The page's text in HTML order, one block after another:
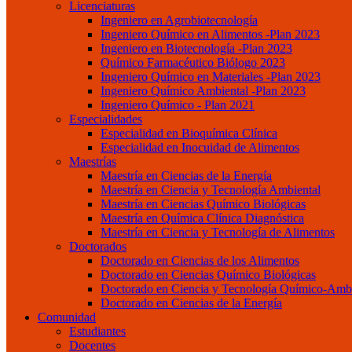
Licenciaturas
Ingeniero en Agrobiotecnología
Ingeniero Químico en Alimentos -Plan 2023
Ingeniero en Biotecnología -Plan 2023
Químico Farmacéutico Biólogo 2023
Ingeniero Químico en Materiales -Plan 2023
Ingeniero Químico Ambiental -Plan 2023
Ingeniero Químico - Plan 2021
Especialidades
Especialidad en Bioquímica Clínica
Especialidad en Inocuidad de Alimentos
Maestrías
Maestría en Ciencias de la Energía
Maestría en Ciencia y Tecnología Ambiental
Maestría en Ciencias Químico Biológicas
Maestría en Química Clínica Diagnóstica
Maestría en Ciencia y Tecnología de Alimentos
Doctorados
Doctorado en Ciencias de los Alimentos
Doctorado en Ciencias Químico Biológicas
Doctorado en Ciencia y Tecnología Químico-
Doctorado en Ciencias de la Energía
Comunidad
Estudiantes
Docentes